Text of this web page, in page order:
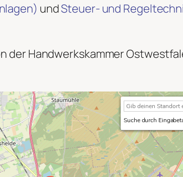
undSteuer- und
Handwerkskammer
Suche durch